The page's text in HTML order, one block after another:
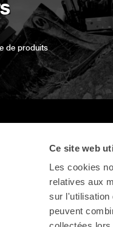
Ce site web
Les cookies
relatives aux
sur l'utilisation
peuvent
de produits
DES
Steelwrist ici